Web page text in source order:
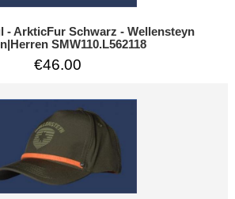
- ArkticFur Schwarz - Wellensteyn
SMW110.L562118
€46.00